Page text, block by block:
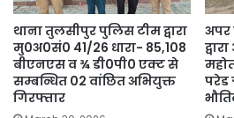
थाना तुलसीपुर पुलिस टीम द्वारा
मु0अ0सं0 41/26 धारा- 85,108
बीएनएस व ¾ डी0पी0 एक्ट से
सम्बन्धित 02 वांछित अभियुक्त
गिरफ्तार
अपर
परेड